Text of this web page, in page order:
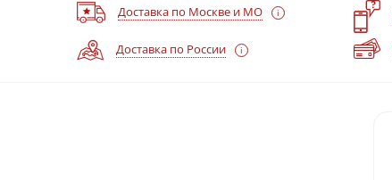
Доставка по Москве и МО ?
Доставка по России